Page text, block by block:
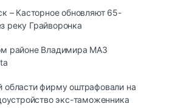
– Касторное обновляют 65-
реку Грайворонка
районе Владимира МАЗ
области фирму оштрафовали на
экс-таможенника